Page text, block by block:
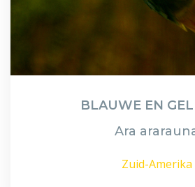
BLAUWE EN
Ara
Zuid-Amerika